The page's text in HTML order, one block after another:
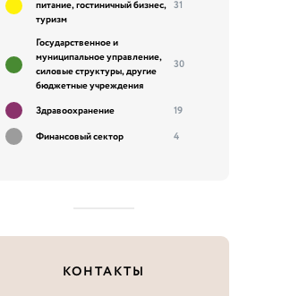
питание, гостиничный бизнес,
туризм
31
Государственное и
муниципальное управление,
силовые структуры, другие
бюджетные учреждения
30
Здравоохранение
19
Финансовый сектор
4
КОНТАКТЫ